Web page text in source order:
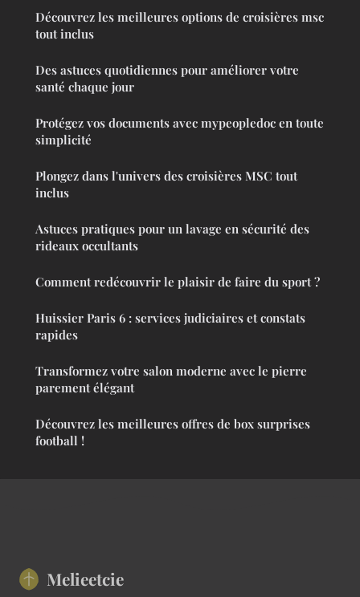
Découvrez les meilleures options de croisières msc
tout inclus
Des astuces quotidiennes pour améliorer votre
santé chaque jour
Protégez vos documents avec mypeopledoc en toute
simplicité
Plongez dans l'univers des croisières MSC tout
inclus
Astuces pratiques pour un lavage en sécurité des
rideaux occultants
Comment redécouvrir le plaisir de faire du sport ?
Huissier Paris 6 : services judiciaires et constats
rapides
Transformez votre salon moderne avec le pierre
parement élégant
Découvrez les meilleures offres de box surprises
football !
Melieetcie